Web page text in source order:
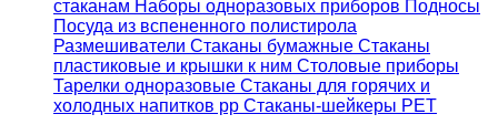
стаканам Наборы одноразовых приборов Подносы
Посуда из вспененного полистирола
Размешиватели Стаканы бумажные Стаканы
пластиковые и крышки к ним Столовые приборы
Тарелки одноразовые Стаканы для горячих и
холодных напитков pp Стаканы-шейкеры PET